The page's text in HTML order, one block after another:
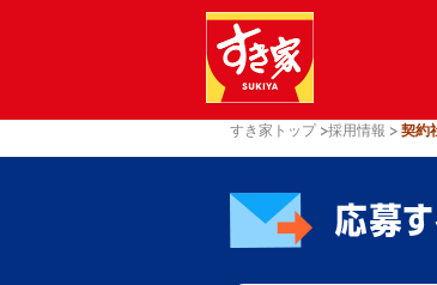
すき家トップ 採用情報 契約